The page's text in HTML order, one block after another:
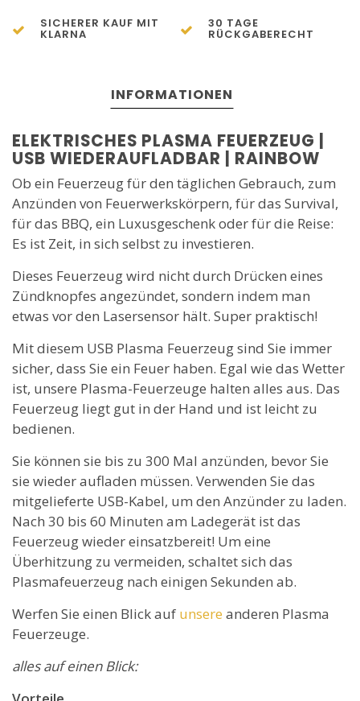
SICHERER KAUF MIT
KLARNA
30 TAGE
RÜCKGABERECHT
INFORMATIONEN
ELEKTRISCHES PLASMA FEUERZEUG |
USB WIEDERAUFLADBAR | RAINBOW
Ob ein Feuerzeug für den täglichen Gebrauch, zum
Anzünden von Feuerwerkskörpern, für das Survival,
für das BBQ, ein Luxusgeschenk oder für die Reise:
Es ist Zeit, in sich selbst zu investieren.
Dieses Feuerzeug wird nicht durch Drücken eines
Zündknopfes angezündet, sondern indem man
etwas vor den Lasersensor hält. Super praktisch!
Mit diesem USB Plasma Feuerzeug sind Sie immer
sicher, dass Sie ein Feuer haben. Egal wie das Wetter
ist, unsere Plasma-Feuerzeuge halten alles aus. Das
Feuerzeug liegt gut in der Hand und ist leicht zu
bedienen.
Sie können sie bis zu 300 Mal anzünden, bevor Sie
sie wieder aufladen müssen. Verwenden Sie das
mitgelieferte USB-Kabel, um den Anzünder zu laden.
Nach 30 bis 60 Minuten am Ladegerät ist das
Feuerzeug wieder einsatzbereit! Um eine
Überhitzung zu vermeiden, schaltet sich das
Plasmafeuerzeug nach einigen Sekunden ab.
Werfen Sie einen Blick auf unsere anderen Plasma
Feuerzeuge.
alles auf einen Blick: